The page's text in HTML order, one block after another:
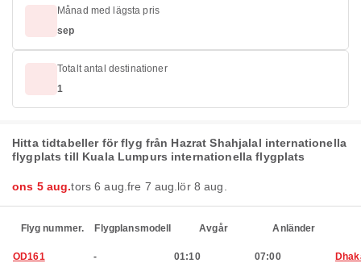
Månad med lägsta pris
sep
Totalt antal destinationer
1
Hitta tidtabeller för flyg från Hazrat Shahjalal internationella
flygplats till Kuala Lumpurs internationella flygplats
ons 5 aug.tors 6 aug. fre 7 aug. lör 8 aug.
Flyg nummer. Flygplansmodell Avgår Anländer
OD161 - 01:10 07:00